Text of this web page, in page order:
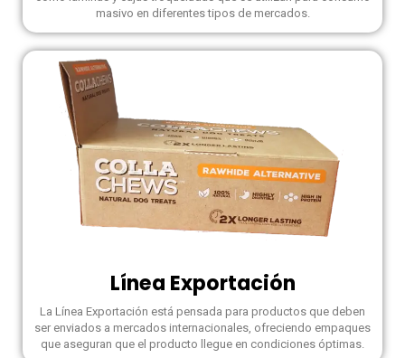
masivo en diferentes tipos de mercados.
Línea Exportación
La Línea Exportación está pensada para productos que deben
ser enviados a mercados internacionales, ofreciendo empaques
que aseguran que el producto llegue en condiciones óptimas.